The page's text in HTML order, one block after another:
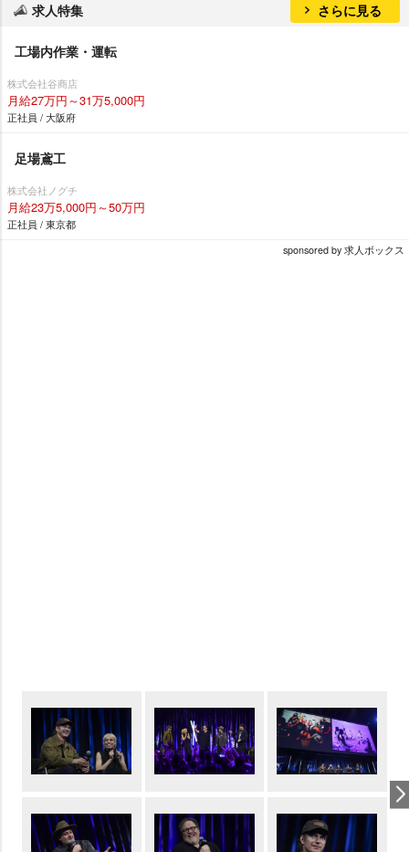
求人特集 さらに見る
工場内作業・運転
株式会社谷商店
月給27万円～31万5,000円
正社員 / 大阪府
足場鳶工
株式会社ノグチ
月給23万5,000円～50万円
正社員 / 東京都
sponsored by 求人ボックス